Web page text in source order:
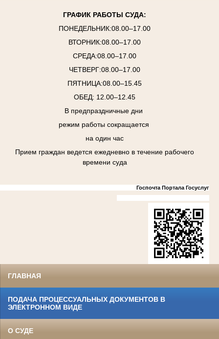
ГРАФИК РАБОТЫ СУДА:
ПОНЕДЕЛЬНИК:08.00–17.00
ВТОРНИК:08.00–17.00
СРЕДА:08.00–17.00
ЧЕТВЕРГ:08.00–17.00
ПЯТНИЦА:08.00–15.45
ОБЕД: 12.00–12.45
В предпраздничные дни
режим работы сокращается
на один час
Прием граждан ведется ежедневно в течение рабочего
времени суда
Госпочта Портала Госуслуг
ГЛАВНАЯ
ПОДАЧА ПРОЦЕССУАЛЬНЫХ ДОКУМЕНТОВ В
ЭЛЕКТРОННОМ ВИДЕ
О СУДЕ